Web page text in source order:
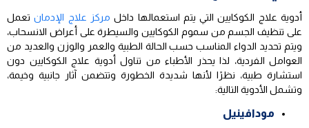
أدوية علاج الكوكايين التي يتم استعمالها داخل مركز علاج الإدمانتعمل
على تنظيف الجسم من سموم الكوكايين والسيطرة على أعراض الانسحاب،
ويتم تحديد الدواء المناسب حسب الحالة الطبية والعمر والوزن والعديد من
العوامل الفردية، لذا يحذر الأطباء من تناول أدوية علاج الكوكايين دون
استشارة طبية، نظرًا لأنها شديدة الخطورة وتتضمن آثار جانبية وخيمة،
وتشمل الأدوية التالية:
مودافينيل